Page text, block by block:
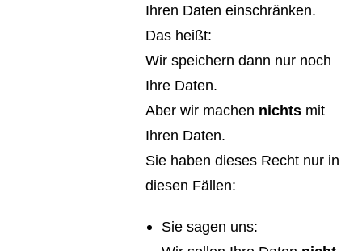
Ihren Daten einschränken.
Das heißt:
Wir speichern dann nur noch
Ihre Daten.
Aber wir machen nichts mit
Ihren Daten.
Sie haben dieses Recht nur in
diesen Fällen:
Sie sagen uns: